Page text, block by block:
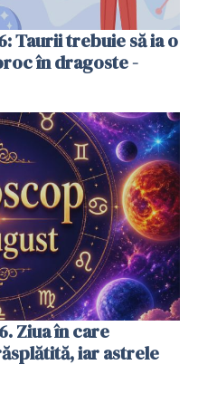
Taurii trebuie să ia o
în dragoste -
Ziua în care
iar astrele